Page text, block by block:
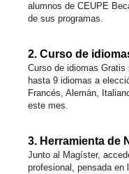
alumnos de CEUPE
de sus programas.
2. Curso de
Curso de idiomas
hasta 9 idiomas a
Francés, Alemán,
este mes.
3. Herramienta de
Junto al Magíster,
profesional, pensada